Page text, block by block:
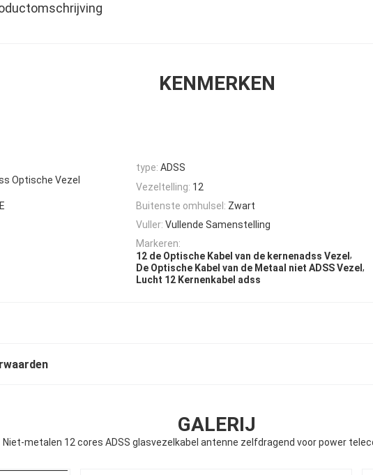
KENMERKEN
Optische Vezel
type: ADSS
Vezeltelling: 12
Buitenste omhulsel: Zwart
Vuller: Vullende Samenstelling
Markeren:
12 de Optische Kabel van de kernenadss Vezel ,
De Optische Kabel van de Metaal niet ADSS Vezel ,
Lucht 12 Kernenkabel adss
GALERIJ
Niet-metalen 12 cores ADSS glasvezelkabel antenne zelfdragend voor power